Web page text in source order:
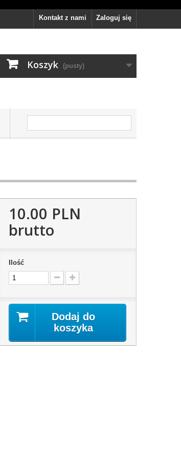
Zaloguj się
Kontakt z nami
Koszyk (pusty)
10.00 PLN
brutto
Ilość
Dodaj do
koszyka